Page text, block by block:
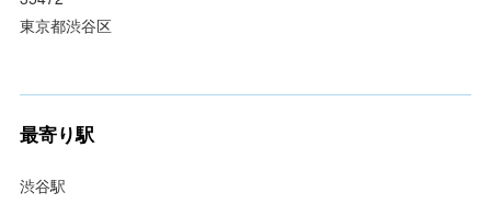
東京都渋谷区
最寄り駅
渋谷駅